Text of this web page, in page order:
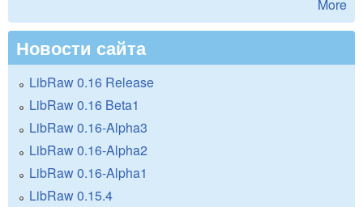
More
Новости сайта
LibRaw 0.16 Release
LibRaw 0.16 Beta1
LibRaw 0.16-Alpha3
LibRaw 0.16-Alpha2
LibRaw 0.16-Alpha1
LibRaw 0.15.4